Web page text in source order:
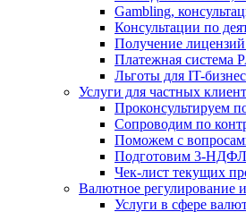
Gambling,
Консультации по
Получение
Платежная система
Льготы для IT-
Услуги для частных
Проконсультируем
Сопроводим по
Поможем с
Подготовим 3-НДФЛ
Чек-лист текущих
Валютное регулирование
Услуги в сфере